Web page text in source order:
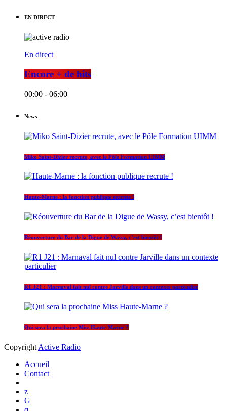
EN DIRECT
En direct
Encore + de hits
00:00 - 06:00
News
Miko Saint-Dizier recrute, avec le Pôle Formation UIMM
Haute-Marne : la fonction publique recrute !
Réouverture du Bar de la Digue de Wassy, c’est bientôt !
R1 J21 : Marnaval fait nul contre Jarville dans un contexte particulier
Qui sera la prochaine Miss Haute-Marne ?
Copyright Active Radio
Accueil
Contact